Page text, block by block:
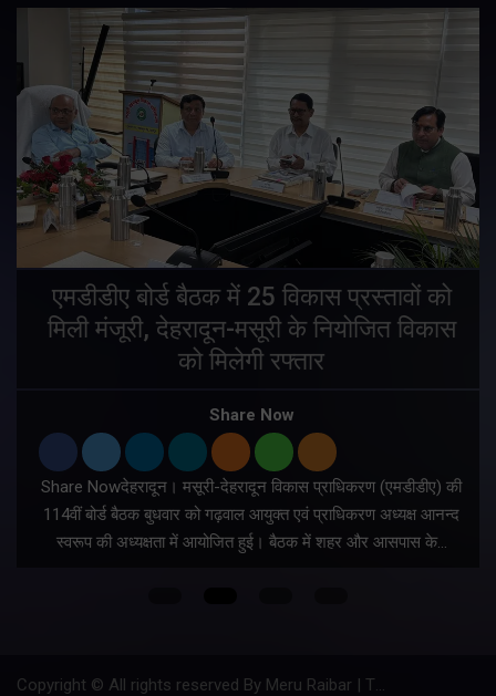
एमडीडीए बोर्ड बैठक में 25 विकास प्रस्तावों को
मिली मंजूरी, देहरादून-मसूरी के नियोजित विकास
को मिलेगी रफ्तार
Share Now
Share Nowदेहरादून। मसूरी-देहरादून विकास प्राधिकरण (एमडीडीए) की
114वीं बोर्ड बैठक बुधवार को गढ़वाल आयुक्त एवं प्राधिकरण अध्यक्ष आनन्द
स्वरूप की अध्यक्षता में आयोजित हुई। बैठक में शहर और आसपास के…
Copyright © All rights reserved By Meru Raibar | Theme by